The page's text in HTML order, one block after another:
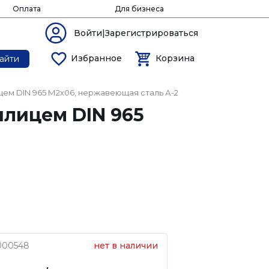
Оплата Для бизнеса
Войти|Зарегистрироваться
Избранное Корзина
DIN 965 М2х06, нержавеющая сталь А-2
DIN 965
нет в наличии